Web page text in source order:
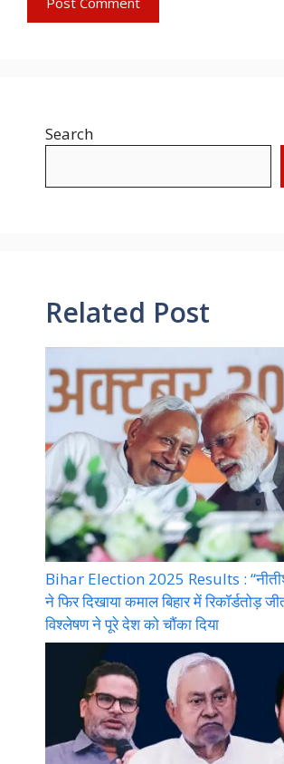
Search
Related Post
Bihar Election 2025 Results :
ने फिर दिखाया कमाल बिहार में रिकॉर्डतोड़
विश्लेषण ने पूरे देश को चौंका दिया